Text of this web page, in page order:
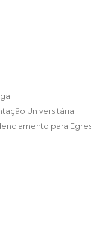
Universitária
para